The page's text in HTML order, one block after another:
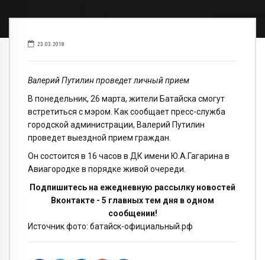
23.03.2018
Валерий Путилин проведет личный прием
В понедельник, 26 марта, жители Батайска смогут
встретиться с мэром. Как сообщает пресс-служба
городской администрации, Валерий Путилин
проведет выездной прием граждан.
Он состоится в 16 часов в ДК имени Ю.А.Гагарина в
Авиагородке в порядке живой очереди.
Подпишитесь на ежедневную рассылку новостей
Вконтакте - 5 главных тем дня в одном
сообщении!
Источник фото: батайск-официальный.рф